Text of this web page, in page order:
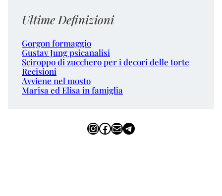
Ultime Definizioni
Gorgon formaggio
Gustav Jung psicanalisi
Sciroppo di zucchero per i decori delle torte
Recisioni
Avviene nel mosto
Marisa ed Elisa in famiglia
InstagramFacebook Email Telegram